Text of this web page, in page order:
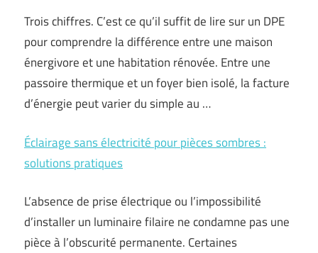
Trois chiffres. C’est ce qu’il suffit de lire sur un DPE
pour comprendre la différence entre une maison
énergivore et une habitation rénovée. Entre une
passoire thermique et un foyer bien isolé, la facture
d’énergie peut varier du simple au …
Éclairage sans électricité pour pièces sombres :
solutions pratiques
L’absence de prise électrique ou l’impossibilité
d’installer un luminaire filaire ne condamne pas une
pièce à l’obscurité permanente. Certaines